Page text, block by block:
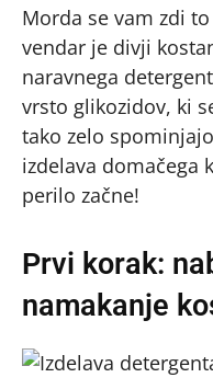
Morda se vam zdi
vendar je divji
naravnega
vrsto glikozidov, ki
tako zelo
izdelava domačega
perilo začne!
Prvi korak:
namakanje